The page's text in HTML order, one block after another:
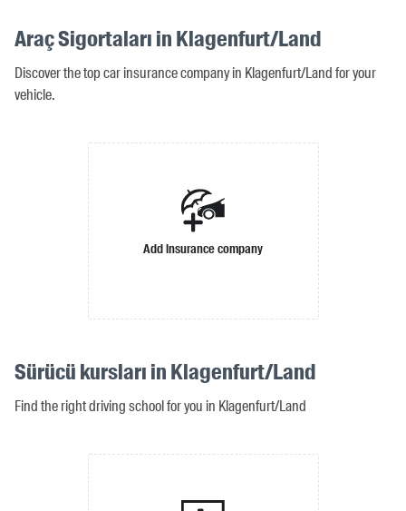
Araç Sigortaları in Klagenfurt/Land
Discover the top car insurance company in Klagenfurt/Land for your
vehicle.
Add insurance company
Sürücü kursları in Klagenfurt/Land
Find the right driving school for you in Klagenfurt/Land